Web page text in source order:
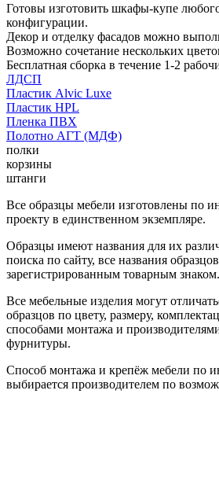
Готовы изготовить шкафы-купе
конфигурации.
Декор и отделку фасадов можно
Возможно сочетание нескольких
Бесплатная сборка в течение 1-2
ЛДСП
Пластик Alvic Luxe
Пластик HPL
Пленка ПВХ
Полотно АГТ (МДФ)
полки
корзины
штанги
Все образцы мебели изготовлены по
проекту в единственном экземпляре.
Образцы имеют названия для их
поиска по сайту, все названия
зарегистрированным товарным знаком.
Все мебельные изделия могут
образцов по цвету, размеру,
способами монтажа и
фурнитуры.
Способ монтажа и крепёж мебели по
выбирается производителем по